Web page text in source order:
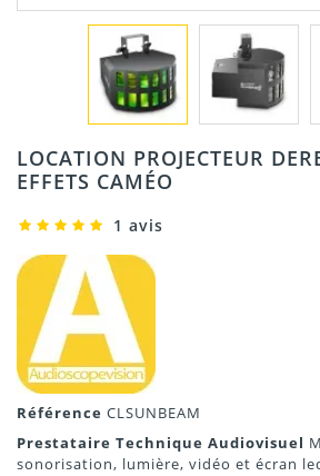
LOCATION PROJECTEUR
EFFETS CAMÉO
1 avis
Référence CLSUNBEAM
Prestataire Technique Audiovisuel
sonorisation, lumière, vidéo et écran